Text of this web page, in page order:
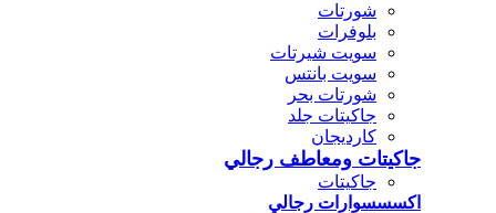
شورتات
بلوفرات
سويت شيرتات
سويت بانتس
شورتات بحر
جاكيتات جلد
كارديجان
جاكيتات ومعاطف رجالي
جاكيتات
اكسسسوارات رجالي